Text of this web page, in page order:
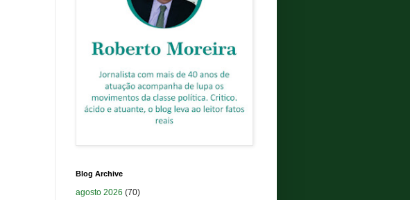
Blog Archive
agosto 2026 (70)